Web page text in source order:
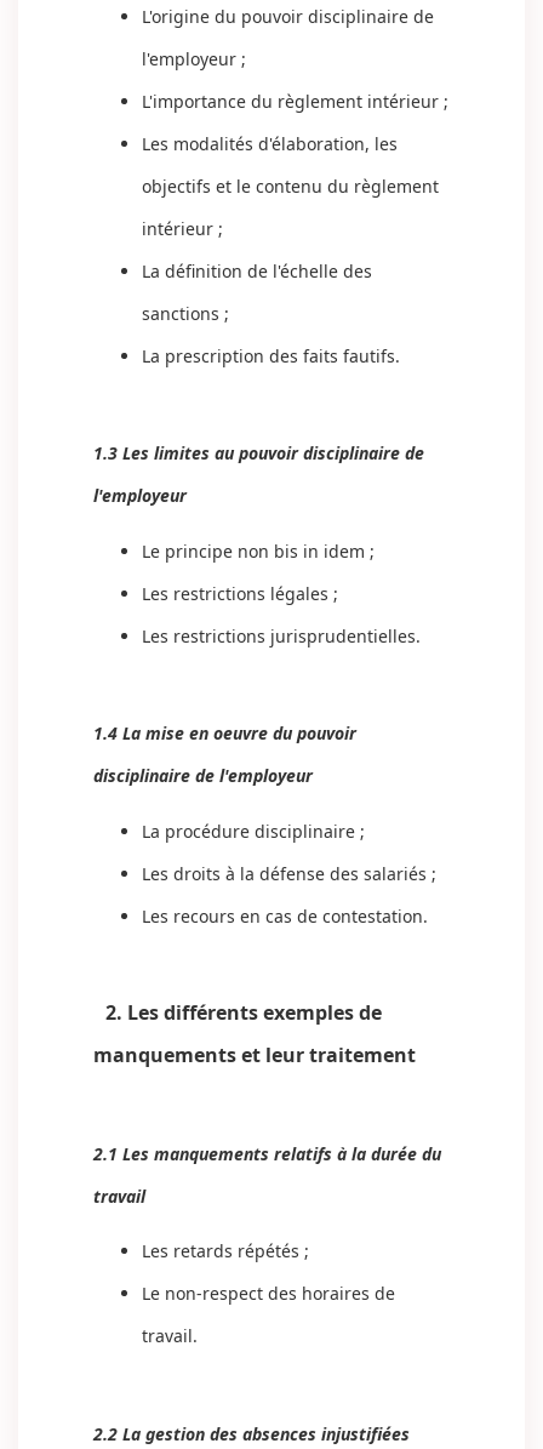
L'origine du pouvoir disciplinaire de
l'employeur ;
L'importance du règlement intérieur ;
Les modalités d'élaboration, les
objectifs et le contenu du règlement
intérieur ;
La définition de l'échelle des
sanctions ;
La prescription des faits fautifs.
1.3 Les limites au pouvoir disciplinaire de
l'employeur
Le principe non bis in idem ;
Les restrictions légales ;
Les restrictions jurisprudentielles.
1.4 La mise en oeuvre du pouvoir
disciplinaire de l'employeur
La procédure disciplinaire ;
Les droits à la défense des salariés ;
Les recours en cas de contestation.
2. Les différents exemples de
manquements et leur traitement
2.1 Les manquements relatifs à la durée du
travail
Les retards répétés ;
Le non-respect des horaires de
travail.
2.2 La gestion des absences injustifiées